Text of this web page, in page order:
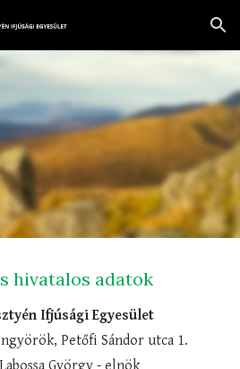
Skip to navigation
hivatalos adatok
Ifjúsági Egyesület
Petőfi Sándor utca 1.